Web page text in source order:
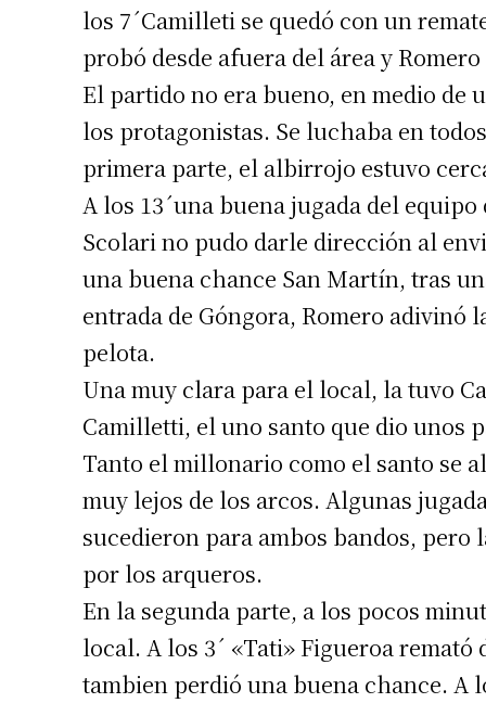
los 7´Camilleti se quedó con un
probó desde afuera del área y
El partido no era bueno, en medio de
los protagonistas. Se luchaba en
primera parte, el albirrojo estuvo
A los 13´una buena jugada del
Scolari no pudo darle dirección al
una buena chance San Martín, tras
entrada de Góngora, Romero adivinó
pelota.
Una muy clara para el local, la tuvo
Camilletti, el uno santo que dio unos
Tanto el millonario como el santo se
muy lejos de los arcos. Algunas
sucedieron para ambos bandos,
por los arqueros.
En la segunda parte, a los pocos
local. A los 3´ «Tati» Figueroa remató
tambien perdió una buena chance. A